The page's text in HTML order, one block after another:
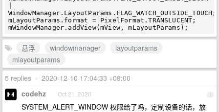
WindowManager.LayoutParams.FLAG_WATCH_OUTSIDE_TOUCH;
mLayoutParams.format = PixelFormat.TRANSLUCENT;
悬浮 windowmanager
layoutparams
mlayoutparams
5 replies • 2020-12-10 17:04:33 +08:00
1
codehz Oct 21, 2020
SYSTEM_ALERT_WINDOW 权限给了吗，定制设备的话，放